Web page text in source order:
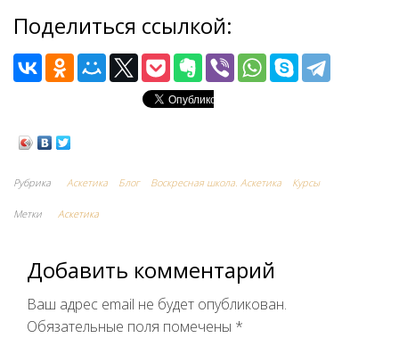
Поделиться ссылкой:
Рубрика Аскетика Блог Воскресная школа. Аскетика Курсы
Метки Аскетика
Добавить комментарий
Ваш адрес email не будет опубликован.
Обязательные поля помечены *